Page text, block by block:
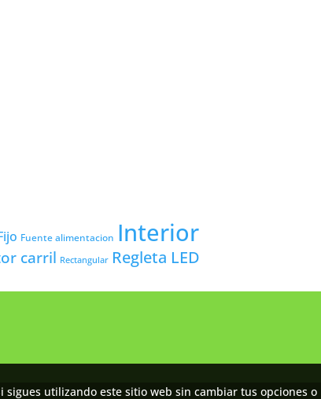
Fuente alimentacion Interior
carril Rectangular Regleta LED
utilizando este sitio web sin cambiar tus opciones o